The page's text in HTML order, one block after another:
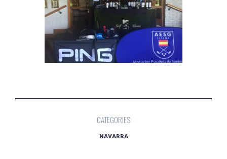
CATEGORIES
NAVARRA